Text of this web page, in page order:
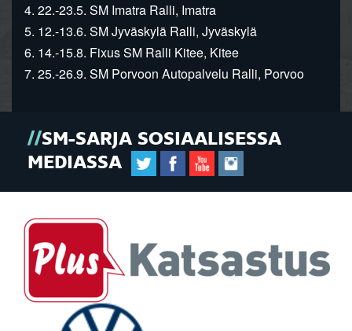
4. 22.-23.5. SM Imatra Ralli, Imatra
5. 12.-13.6. SM Jyväskylä Ralli, Jyväskylä
6. 14.-15.8. Fixus SM Ralli Kitee, Kitee
7. 25.-26.9. SM Porvoon Autopalvelu Ralli, Porvoo
SM-SARJA SOSIAALISESSA
MEDIASSA